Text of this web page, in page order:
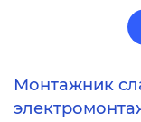
Монтажник